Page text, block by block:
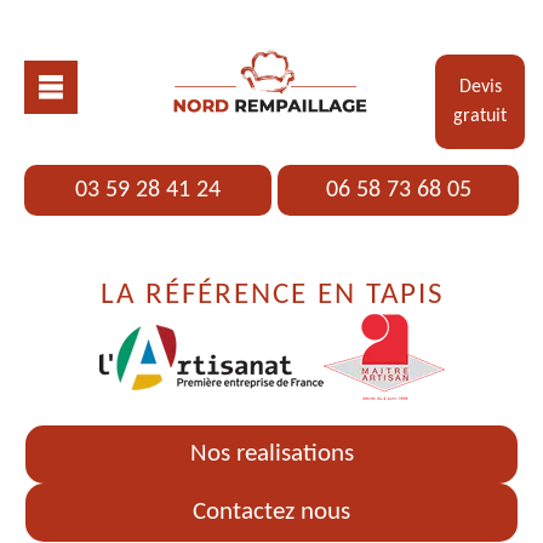
Devis
gratuit
03 59 28 41 24 06 58 73 68 05
LA RÉFÉRENCE EN TAPIS
Nos realisations
Contactez nous